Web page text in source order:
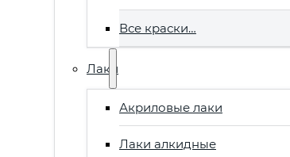
Все краски…
Лаки
Акриловые лаки
Лаки алкидные